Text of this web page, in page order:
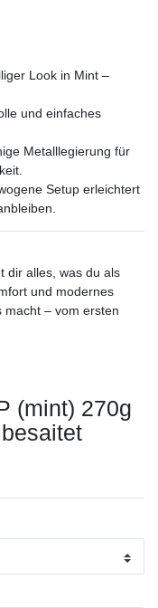
Look in Mint –
und einfaches
Metalllegierung für
Setup erleichtert
dir alles, was du als
und modernes
macht – vom ersten
(mint) 270g